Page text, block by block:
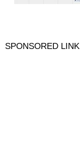
SPONSORED LINK